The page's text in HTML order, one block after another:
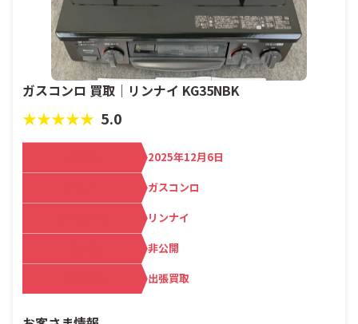
ガスコンロ 買取｜リンナイ KG35NBK
★★★★★ 5.0
2025年12月6日
ガスコンロ
リンナイ
非公開
出張買取